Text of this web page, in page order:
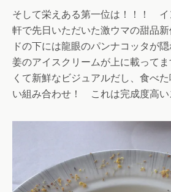
そして栄えある第一位は！！！ イ
軒で先日いただいた激ウマの甜品
ドの下には龍眼のパンナコッタが
姜のアイスクリームが上に載って
くて新鮮なビジュアルだし、食べ
い組み合わせ！ これは完成度高い